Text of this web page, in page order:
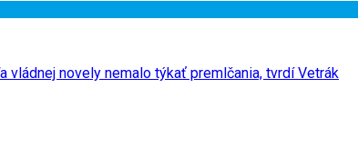
novely nemalo týkať premlčania, tvrdí Vetrák